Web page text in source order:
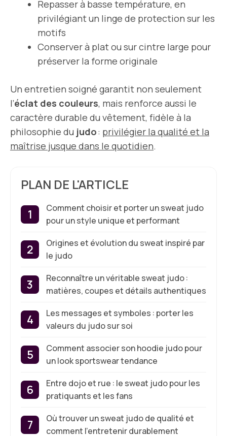
Repasser à basse température, en
privilégiant un linge de protection sur les
motifs
Conserver à plat ou sur cintre large pour
préserver la forme originale
Un entretien soigné garantit non seulement
l’éclat des couleurs, mais renforce aussi le
caractère durable du vêtement, fidèle à la
philosophie du judo: privilégier la qualité et la
maîtrise jusque dans le quotidien.
PLAN DE L'ARTICLE
Comment choisir et porter un sweat judo
pour un style unique et performant
Origines et évolution du sweat inspiré par
le judo
Reconnaître un véritable sweat judo :
matières, coupes et détails authentiques
Les messages et symboles : porter les
valeurs du judo sur soi
Comment associer son hoodie judo pour
un look sportswear tendance
Entre dojo et rue : le sweat judo pour les
pratiquants et les fans
Où trouver un sweat judo de qualité et
comment l’entretenir durablement